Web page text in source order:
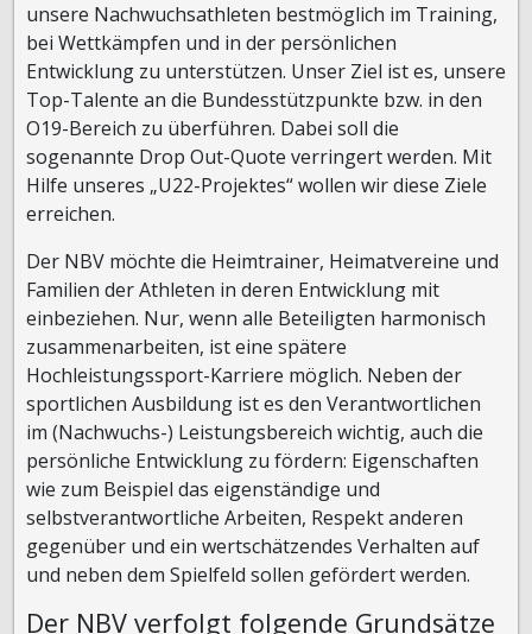
unsere Nachwuchsathleten bestmöglich im Training,
bei Wettkämpfen und in der persönlichen
Entwicklung zu unterstützen. Unser Ziel ist es, unsere
Top-Talente an die Bundesstützpunkte bzw. in den
O19-Bereich zu überführen. Dabei soll die
sogenannte Drop Out-Quote verringert werden. Mit
Hilfe unseres „U22-Projektes“ wollen wir diese Ziele
erreichen.
Der NBV möchte die Heimtrainer, Heimatvereine und
Familien der Athleten in deren Entwicklung mit
einbeziehen. Nur, wenn alle Beteiligten harmonisch
zusammenarbeiten, ist eine spätere
Hochleistungssport-Karriere möglich. Neben der
sportlichen Ausbildung ist es den Verantwortlichen
im (Nachwuchs-) Leistungsbereich wichtig, auch die
persönliche Entwicklung zu fördern: Eigenschaften
wie zum Beispiel das eigenständige und
selbstverantwortliche Arbeiten, Respekt anderen
gegenüber und ein wertschätzendes Verhalten auf
und neben dem Spielfeld sollen gefördert werden.
Der NBV verfolgt folgende Grundsätze